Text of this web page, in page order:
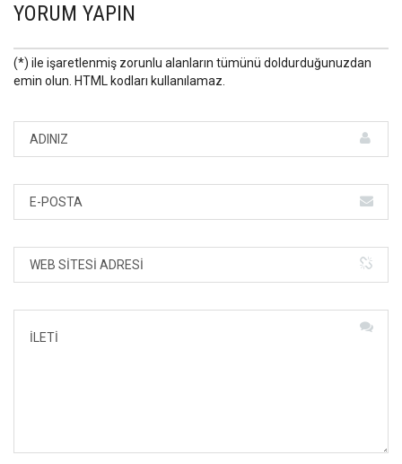
YORUM YAPIN
(*) ile işaretlenmiş zorunlu alanların tümünü doldurduğunuzdan
emin olun. HTML kodları kullanılamaz.